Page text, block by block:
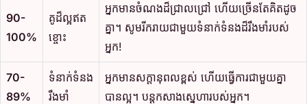
90-
100%
គូដ៏ល្អឥត
ខ្ចោះ
អ្នកមានចំណងដ៏ជ្រាលជ្រៅ ហើយច្រើនតែគិតដូច
គ្នា។ សូមរីករាយជាមួយទំនាក់ទំនងដ៏រឹងមាំរបស់
អ្នក!
70-
89%
ទំនាក់ទំនង
រឹងមាំ
អ្នកមានសក្តានុពលខ្ពស់ ហើយធ្វើការជាមួយគ្នា
បានល្អ។ បន្តកសាងស្នេហារបស់អ្នក។